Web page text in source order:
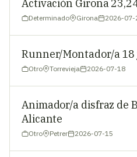
Activación Girona
Determinado Girona 2026-07-
Runner/Montador/a
Otro Torrevieja 2026-07-18
Animador/a disfraz de
Alicante
Otro Petrer 2026-07-15